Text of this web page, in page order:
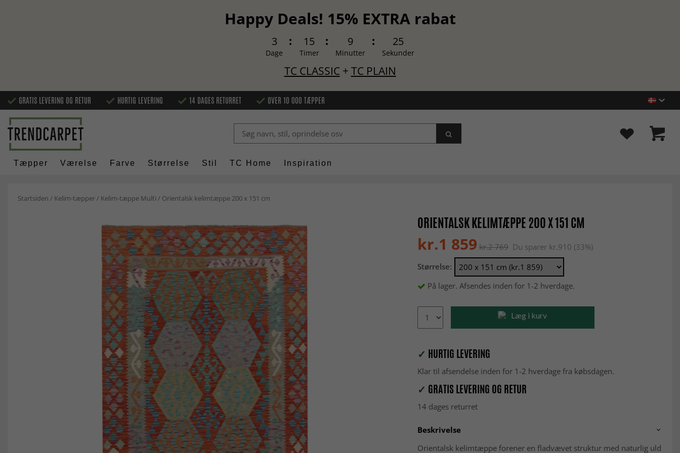
Happy Deals! 15% EXTRA rabat
3
Dage
15
Timer
9
Minutter
24
Sekunder
TC CLASSIC+ TC PLAIN
GRATIS LEVERING OG RETUR HURTIG LEVERING 14 DAGES RETURRET OVER 10 000 TÆPPER
Tæpper Værelse Farve Størrelse Stil TC Home Inspiration
Startsiden / Kelim-tæpper/ Kelim-tæppe Multi / Orientalsk kelimtæppe 200 x 151 cm
ORIENTALSK KELIMTÆPPE 200 X 151 CM
kr.1 859 kr.2 769Du sparer kr.910 (33%)
Størrelse:
På lager. Afsendes inden for 1-2 hverdage.
Læg i kurv
✓ HURTIG LEVERING
Klar til afsendelse inden for 1-2 hverdage fra købsdagen.
✓ GRATIS LEVERING OG RETUR
14 dages returret
Beskrivelse
Orientalsk kelimtæppe forener en fladvævet struktur med naturlig uld